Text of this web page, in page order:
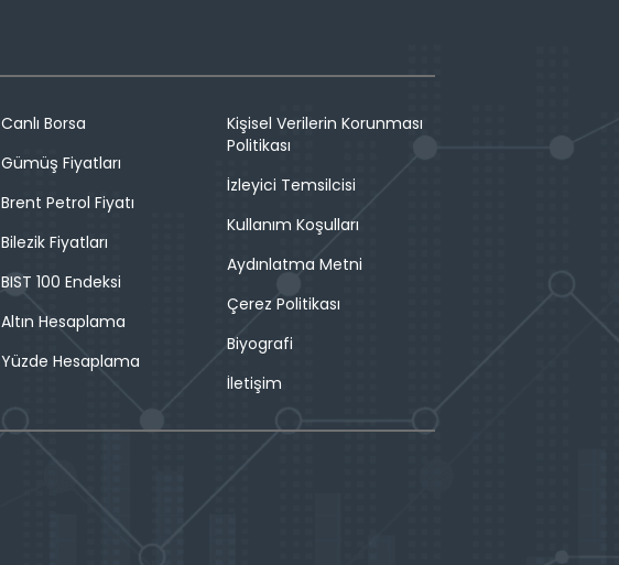
Canlı Borsa
Gümüş Fiyatları
Brent Petrol Fiyatı
Bilezik Fiyatları
BIST 100 Endeksi
Altın Hesaplama
Yüzde Hesaplama
Kişisel Verilerin Korunması
Politikası
İzleyici Temsilcisi
Kullanım Koşulları
Aydınlatma Metni
Çerez Politikası
Biyografi
İletişim